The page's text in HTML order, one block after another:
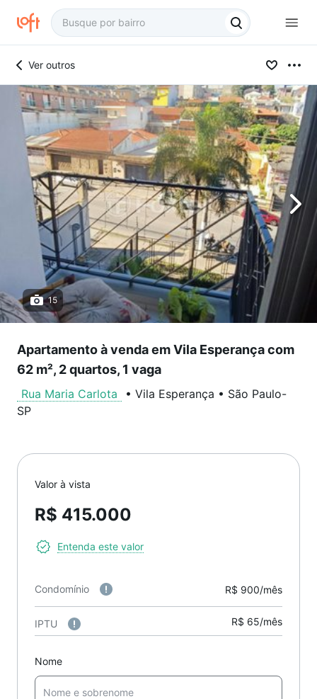
Ver outros
15
Apartamento à venda em Vila Esperança com
62 m², 2 quartos, 1 vaga
Rua Maria Carlota • Vila Esperança • São Paulo-
SP
Valor à vista
R$ 415.000
Entenda este valor
Condomínio R$ 900/mês
IPTU R$ 65/mês
Nome